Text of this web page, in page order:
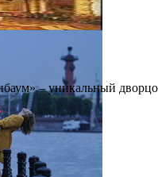
– уникальный